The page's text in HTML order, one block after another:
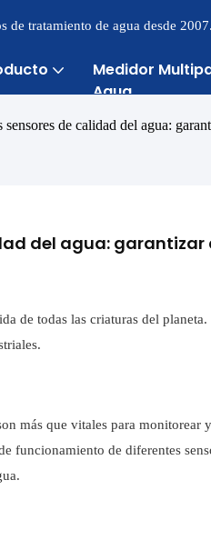
tratamiento de agua desde 2007.
Medidor
Agua
de calidad del agua:
del agua:
de todas las criaturas del
más que vitales para monitorear
funcionamiento de diferentes